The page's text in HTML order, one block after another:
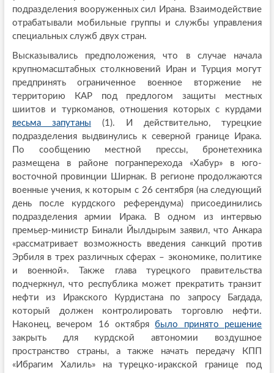
подразделения вооруженных сил Ирана. Взаимодействие
отрабатывали мобильные группы и службы управления
специальных служб двух стран.
Высказывались предположения, что в случае начала
крупномасштабных столкновений Иран и Турция могут
предпринять ограниченное военное вторжение не
территорию КАР под предлогом защиты местных
шиитов и туркоманов, отношения которых с курдами
весьма запутаны (1). И действительно, турецкие
подразделения выдвинулись к северной границе Ирака.
По сообщению местной прессы, бронетехника
размещена в районе погранперехода «Хабур» в юго-
восточной провинции Ширнак. В регионе продолжаются
военные учения, к которым с 26 сентября (на следующий
день после курдского референдума) присоединились
подразделения армии Ирака. В одном из интервью
премьер-министр Бинали Йылдырым заявил, что Анкара
«рассматривает возможность введения санкций против
Эрбиля в трех различных сферах – экономике, политике
и военной». Также глава турецкого правительства
подчеркнул, что республика может прекратить транзит
нефти из Иракского Курдистана по запросу Багдада,
который должен контролировать торговлю нефти.
Наконец, вечером 16 октябрябыло принято решение
закрыть для курдской автономии воздушное
пространство страны, а также начать передачу КПП
«Ибрагим Халиль» на турецко-иракской границе под